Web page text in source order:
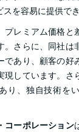
を容易に提供でき
プレミアム価格と
。さらに、同社は
であり、顧客の好
現しています。さ
り、独自技術を
コーポレーション